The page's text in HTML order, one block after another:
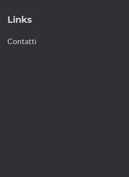
Links
Contatti